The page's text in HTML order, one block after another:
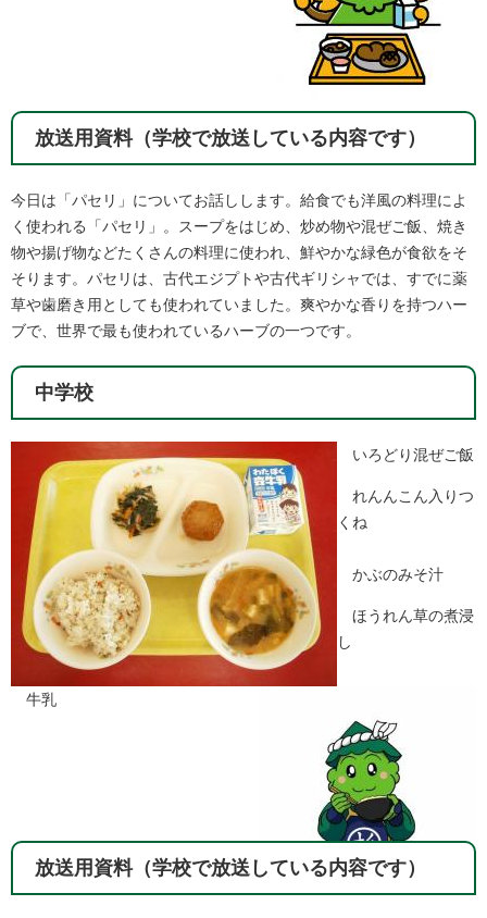
放送用資料（学校で放送している内容です）
今日は「パセリ」についてお話しします。給食でも洋風の料理によ
く使われる「パセリ」。スープをはじめ、炒め物や混ぜご飯、焼き
物や揚げ物などたくさんの料理に使われ、鮮やかな緑色が食欲をそ
そります。パセリは、古代エジプトや古代ギリシャでは、すでに薬
草や歯磨き用としても使われていました。爽やかな香りを持つハー
ブで、世界で最も使われているハーブの一つです。​
中学校
いろどり混ぜご飯
れんんこん入りつ
くね
かぶのみそ汁
ほうれん草の煮浸
し
牛乳
放送用資料（学校で放送している内容です）